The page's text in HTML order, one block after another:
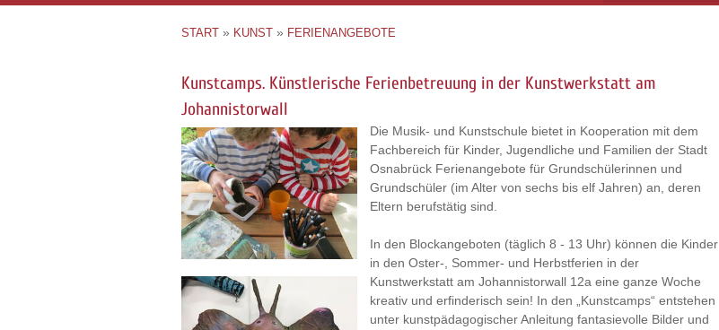
START » KUNST » FERIENANGEBOTE
Kunstcamps. Künstlerische Ferienbetreuung in der Kunstwerkstatt am
Johannistorwall
Die Musik- und Kunstschule bietet in Kooperation mit dem
Fachbereich für Kinder, Jugendliche und Familien der Stadt
Osnabrück Ferienangebote für Grundschülerinnen und
Grundschüler (im Alter von sechs bis elf Jahren) an, deren
Eltern berufstätig sind.
In den Blockangeboten (täglich 8 - 13 Uhr) können die Kinder
in den Oster-, Sommer- und Herbstferien in der
Kunstwerkstatt am Johannistorwall 12a eine ganze Woche
kreativ und erfinderisch sein! In den „Kunstcamps“ entstehen
unter kunstpädagogischer Anleitung fantasievolle Bilder und